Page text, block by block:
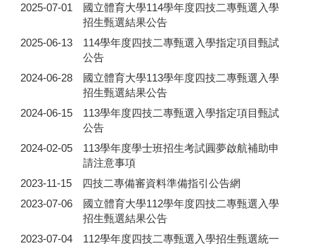
2025-07-01
國立體育大學114學年度四技二專甄選入學
招生甄選結果公告
2025-06-13
114學年度四技二專甄選入學指定項目甄試
公告
2024-06-28
國立體育大學113學年度四技二專甄選入學
招生甄選結果公告
2024-06-15
113學年度四技二專甄選入學指定項目甄試
公告
2024-02-05
113學年度學士班招生考試圓夢啟航補助申
請注意事項
2023-11-15
四技二專備審資料準備指引公告網
2023-07-06
國立體育大學112學年度四技二專甄選入學
招生甄選結果公告
2023-07-04
112學年度四技二專甄選入學招生甄選統一